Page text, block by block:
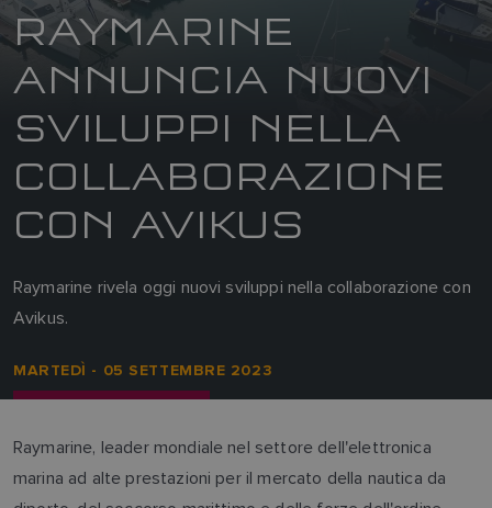
RAYMARINE
ANNUNCIA NUOVI
SVILUPPI NELLA
COLLABORAZIONE
CON AVIKUS
Raymarine rivela oggi nuovi sviluppi nella collaborazione con
Avikus.
MARTEDÌ - 05 SETTEMBRE 2023
Raymarine, leader mondiale nel settore dell'elettronica
marina ad alte prestazioni per il mercato della nautica da